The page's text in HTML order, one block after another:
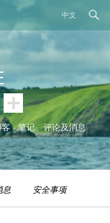
中文
- 笔记、评论及消息
息 安全事项